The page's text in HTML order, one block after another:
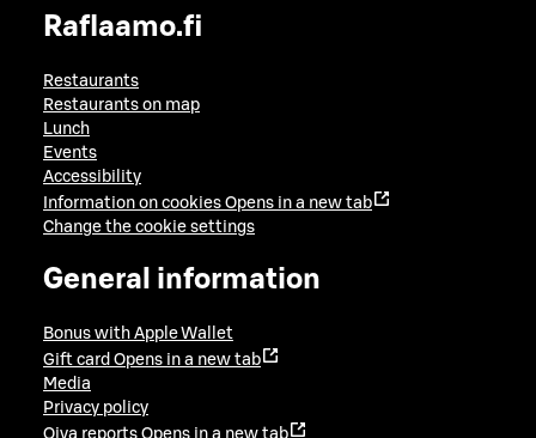
Raflaamo.fi
Restaurants
Restaurants on map
Lunch
Events
Accessibility
Information on cookies Opens in a new tab
Change the cookie settings
General information
Bonus with Apple Wallet
Gift card Opens in a new tab
Media
Privacy policy
Oiva reports Opens in a new tab